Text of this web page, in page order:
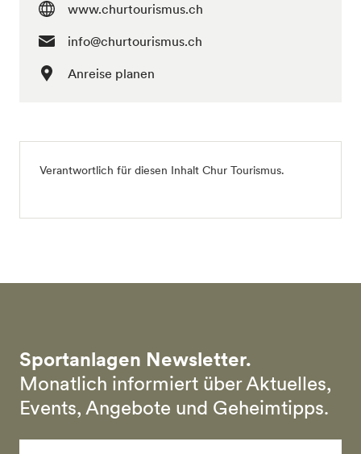
www.churtourismus.ch
info@churtourismus.ch
Anreise planen
Verantwortlich für diesen Inhalt Chur Tourismus.
Sportanlagen Newsletter.
Monatlich informiert über Aktuelles,
Events, Angebote und Geheimtipps.